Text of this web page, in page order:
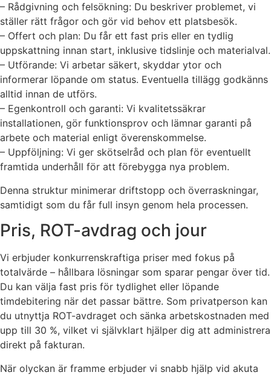
– Rådgivning och felsökning: Du beskriver problemet, vi
ställer rätt frågor och gör vid behov ett platsbesök.
– Offert och plan: Du får ett fast pris eller en tydlig
uppskattning innan start, inklusive tidslinje och materialval.
– Utförande: Vi arbetar säkert, skyddar ytor och
informerar löpande om status. Eventuella tillägg godkänns
alltid innan de utförs.
– Egenkontroll och garanti: Vi kvalitetssäkrar
installationen, gör funktionsprov och lämnar garanti på
arbete och material enligt överenskommelse.
– Uppföljning: Vi ger skötselråd och plan för eventuellt
framtida underhåll för att förebygga nya problem.
Denna struktur minimerar driftstopp och överraskningar,
samtidigt som du får full insyn genom hela processen.
Pris, ROT-avdrag och jour
Vi erbjuder konkurrenskraftiga priser med fokus på
totalvärde – hållbara lösningar som sparar pengar över tid.
Du kan välja fast pris för tydlighet eller löpande
timdebitering när det passar bättre. Som privatperson kan
du utnyttja ROT-avdraget och sänka arbetskostnaden med
upp till 30 %, vilket vi självklart hjälper dig att administrera
direkt på fakturan.
När olyckan är framme erbjuder vi snabb hjälp vid akuta